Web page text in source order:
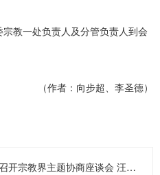
教一处负责人及分管负责人到会
（作者：向步超、李圣德）
教界主题协商座谈会 汪洋出席并讲话